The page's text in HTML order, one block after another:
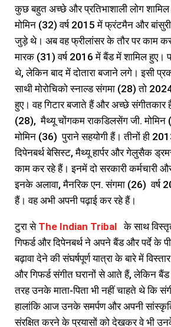
कुछ बहुत अच्छे और प्रतिभाशाली लोग
मोमिन (32) वर्ष 2015 में फ्रंटमैन और
जुड़े थे। अब वह फ्रीलांसर के तौर पर काम
मारक (31) वर्ष 2016 में बैंड में शामिल हुए।
थे, लेकिन बाद में दोतारा बजाने लगे। इसी
साथी मोरोचिको स्नाल्ड संगमा (28) तो
हुए। वह गिटार बजाते हैं और अच्छे संगीतकार
(28), मैथ्यू चोंगकम राकडिलसेंग जी.
मोमिन (36) पुराने सहयोगी हैं। तीनों ही
दिपेनबर्थ बेसिस्ट, मैथ्यू हार्पर और गेलुसैक
काम कर रहे हैं। इनमें दो सरकारी कर्मचारी
इनके अलावा, मैनरिक एन. संगमा (26) वर्ष
हैं। वह अभी अपनी पढ़ाई कर रहे हैं।
टुरा से The Indian Tribal के साथ
गिफर्ड और दिपेनबर्थ ने अपने बैंड और पर्दे के
बढ़ावा देने की संघर्षपूर्ण यात्रा के बारे में
और गिफर्ड संगीत घरानों से आते हैं, लेकिन
तरह उनके माता-पिता भी नहीं चाहते थे कि
हालांकि आज उनके समर्पण और अपनी
संरक्षित करने के प्रयासों को देखकर वे भी